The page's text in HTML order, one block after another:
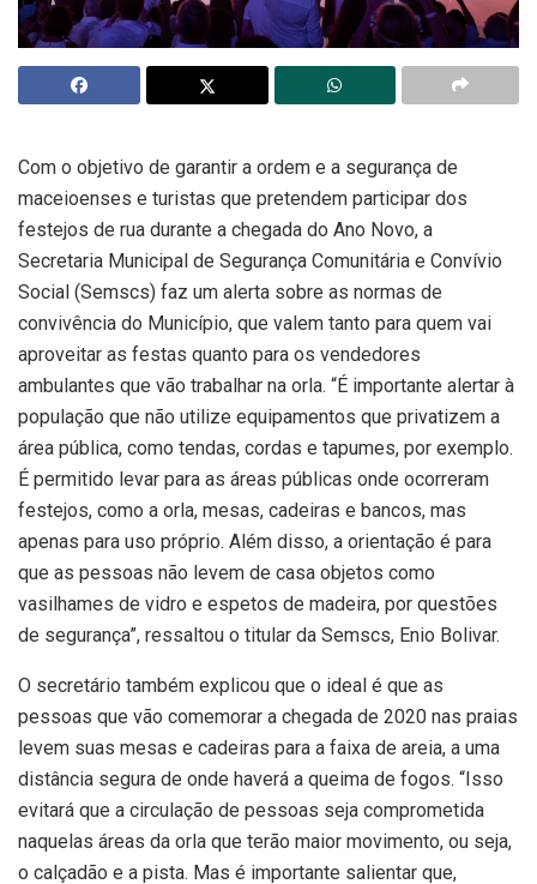
Com o objetivo de garantir a ordem e a segurança de
maceioenses e turistas que pretendem participar dos
festejos de rua durante a chegada do Ano Novo, a
Secretaria Municipal de Segurança Comunitária e Convívio
Social (Semscs) faz um alerta sobre as normas de
convivência do Município, que valem tanto para quem vai
aproveitar as festas quanto para os vendedores
ambulantes que vão trabalhar na orla. “É importante alertar à
população que não utilize equipamentos que privatizem a
área pública, como tendas, cordas e tapumes, por exemplo.
É permitido levar para as áreas públicas onde ocorreram
festejos, como a orla, mesas, cadeiras e bancos, mas
apenas para uso próprio. Além disso, a orientação é para
que as pessoas não levem de casa objetos como
vasilhames de vidro e espetos de madeira, por questões
de segurança”, ressaltou o titular da Semscs, Enio Bolivar.
O secretário também explicou que o ideal é que as
pessoas que vão comemorar a chegada de 2020 nas praias
levem suas mesas e cadeiras para a faixa de areia, a uma
distância segura de onde haverá a queima de fogos. “Isso
evitará que a circulação de pessoas seja comprometida
naquelas áreas da orla que terão maior movimento, ou seja,
o calçadão e a pista. Mas é importante salientar que,